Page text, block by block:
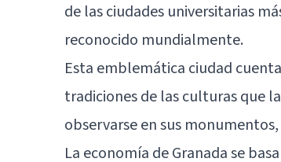
de las ciudades universitarias
reconocido mundialmente.
Esta emblemática ciudad
tradiciones de las culturas que
observarse en sus
La economía de Granada se